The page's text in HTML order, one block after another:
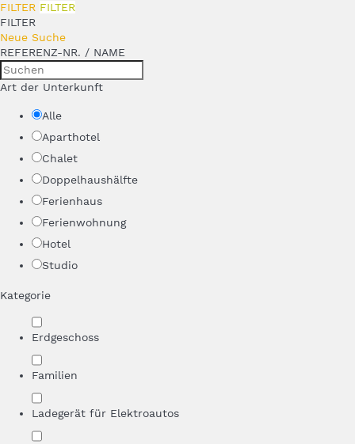
FILTER FILTER
FILTER
Neue Suche
REFERENZ-NR. / NAME
Art der Unterkunft
Alle
Aparthotel
Chalet
Doppelhaushälfte
Ferienhaus
Ferienwohnung
Hotel
Studio
Kategorie
Erdgeschoss
Familien
Ladegerät für Elektroautos